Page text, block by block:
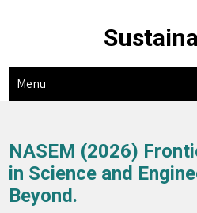
Menu
NASEM (2026)
in Science and
Beyond.